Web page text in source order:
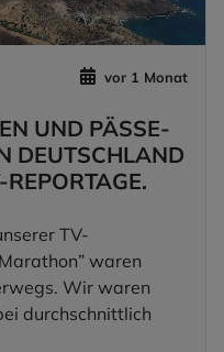
vor 1 Monat
UND PÄSSE-
DEUTSCHLAND
TV-
waren
Wir waren
durchschnittlich